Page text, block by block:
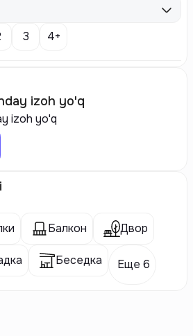
3 4+
izoh yo'q
izoh yo'q
Балкон Двор
Беседка Еще 6